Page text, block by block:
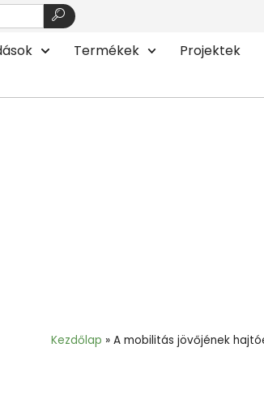
Termékek Projektek
Kezdőlap » A mobilitás jövőjének